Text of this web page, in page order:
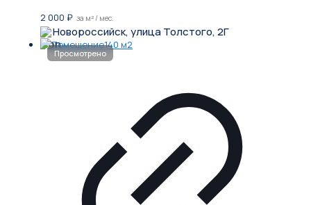
2 000 ₽ за м² / мес.
Новороссийск, улица Толстого, 2Г